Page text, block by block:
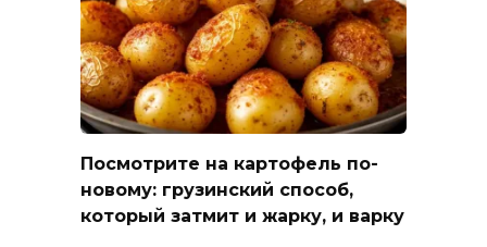
Посмотрите на картофель по-
новому: грузинский способ,
который затмит и жарку, и варку